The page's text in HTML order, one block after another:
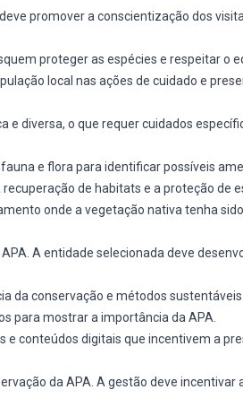
deve promover a conscientização dos
proteger as espécies e respeitar o
local nas ações de cuidado e
e diversa, o que requer cuidados
e flora para identificar possíveis
de habitats e a proteção de
onde a vegetação nativa tenha
A entidade selecionada deve
da conservação e métodos sustentáveis.
para mostrar a importância da APA.
conteúdos digitais que incentivem a
da APA. A gestão deve incentivar